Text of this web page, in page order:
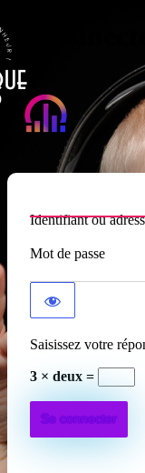
Se
Identifiant ou
Mot de passe
Saisissez votre
3 × deux =